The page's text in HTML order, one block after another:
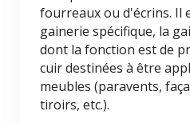
fourreaux ou d'écrins. Il
gainerie spécifique, la
dont la fonction est de
cuir destinées à être
meubles (paravents,
tiroirs, etc.).